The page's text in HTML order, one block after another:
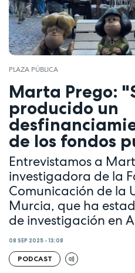
PLAZA PÚBLICA
Marta Prego:
producido un
de los fondos
Entrevistamos a
investigadora de la
Comunicación de la
Murcia, que ha
de investigación en
08 SEP 2025 - 13:08
PODCAST